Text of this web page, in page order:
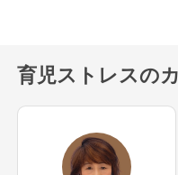
育児ストレスの